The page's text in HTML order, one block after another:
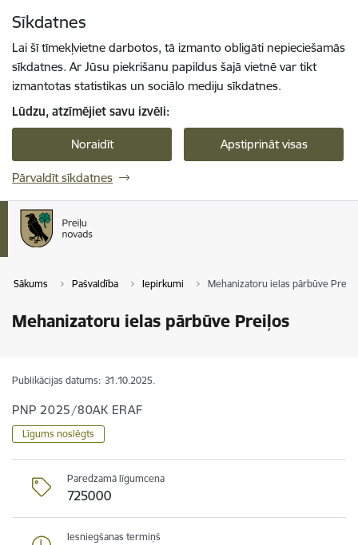
Sīkdatnes
Lai šī tīmekļvietne darbotos, tā izmanto obligāti nepieciešamās
sīkdatnes. Ar Jūsu piekrišanu papildus šajā vietnē var tikt
izmantotas statistikas un sociālo mediju sīkdatnes.
Lūdzu, atzīmējiet savu izvēli:
Noraidīt Apstiprināt visas
Pārvaldīt sīkdatnes
Sākums Pašvaldība Iepirkumi Mehanizatoru ielas pārbūve
Mehanizatoru ielas pārbūve Preiļos
Publikācijas datums: 31.10.2025.
PNP 2025/80AK ERAF
Līgums noslēgts
Paredzamā līgumcena
725000
Iesniegšanas termiņš